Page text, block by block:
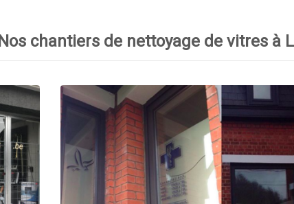
Nos chantiers de nettoyage de vitres à